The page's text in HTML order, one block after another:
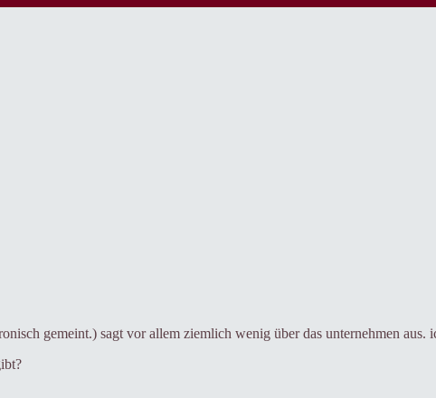
gemeint.) sagt vor allem ziemlich wenig über das unternehmen